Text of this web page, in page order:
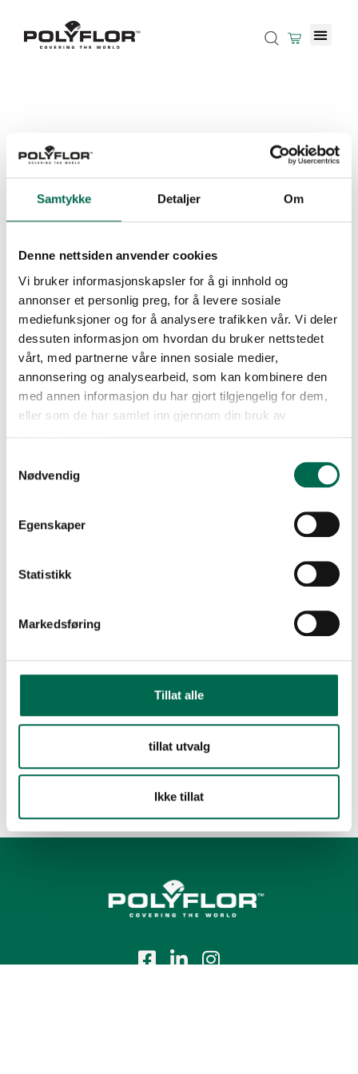
Samtykke Detaljer Om
Denne nettsiden anvender cookies
Vi bruker informasjonskapsler for å gi innhold og
annonser et personlig preg, for å levere sosiale
mediefunksjoner og for å analysere trafikken vår. Vi deler
dessuten informasjon om hvordan du bruker nettstedet
vårt, med partnerne våre innen sosiale medier,
annonsering og analysearbeid, som kan kombinere den
med annen informasjon du har gjort tilgjengelig for dem,
eller som de har samlet inn gjennom din bruk av
Nødvendig
Egenskaper
Statistikk
Markedsføring
Tillat alle
tillat utvalg
Ikke tillat